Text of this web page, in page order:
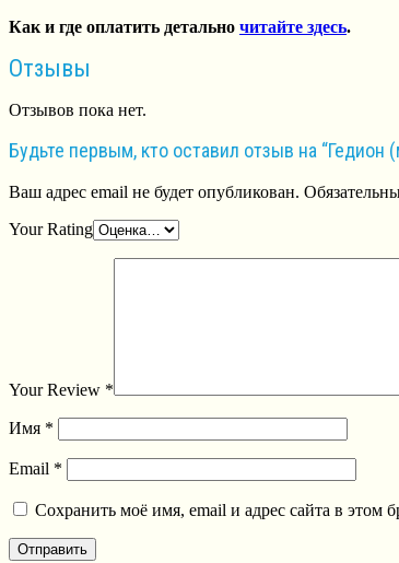
Как и где оплатить детально читайте здесь.
Отзывы
Отзывов пока нет.
Будьте первым, кто оставил отзыв на
Ваш адрес email не будет опубликован.
Your Rating
Your Review *
Имя *
Email *
Сохранить моё имя, email и адрес сайта в этом